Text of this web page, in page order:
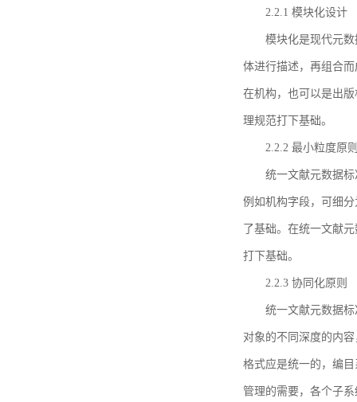
2.2.1 模块化设计
模块化是现代元
体进行描述，再组合
在机构，也可以是出
理规范打下基础。
2.2.2 最小粒度原
统一文献元数据
例如机构字段，可细
了基础。在统一文献
打下基础。
2.2.3 协同化原则
统一文献元数据
对象的不同深度的内
格式应是统一的，编
管理的需要，各个子